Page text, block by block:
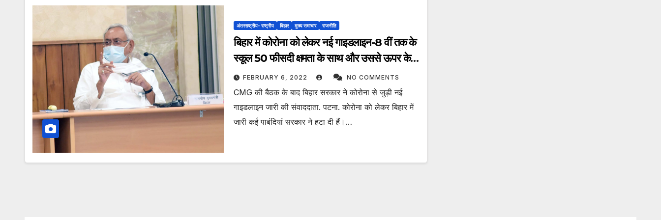
अंतरराष्ट्रीय- राष्ट्रीय बिहार मुख्य समाचार राजनीति
बिहार में कोरोना को लेकर नई गाइडलाइन-8 वीं तक के
स्कूल 50 फीसदी क्षमता के साथ और उससे ऊपर के
स्कूल, कॉलेज और कोचिंग पूरी क्षमता के साथ खुले
FEBRUARY 6, 2022 NO COMMENTS
CMG की बैठक के बाद बिहार सरकार ने कोरोना से जुड़ी नई
गाइडलाइन जारी की संवाददाता. पटना. कोरोना को लेकर बिहार में
जारी कई पाबंदियां सरकार ने हटा दी हैं।…